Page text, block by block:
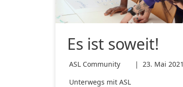
Es ist soweit!
ASL Community
Unterwegs mit ASL
| 23. Mai 2021